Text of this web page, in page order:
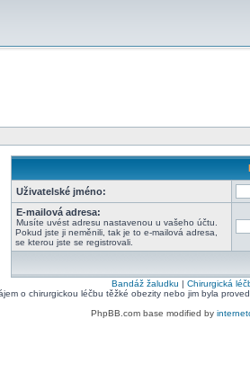
Uživatelské jméno:
E-mailová adresa:
Musíte uvést adresu nastavenou u vašeho účtu.
Pokud jste ji neměnili, tak je to e-mailová adresa,
se kterou jste se registrovali.
Bandáž žaludku | Chirurgická
o chirurgickou léčbu těžké obezity nebo jim byla
PhpBB.com base modified by